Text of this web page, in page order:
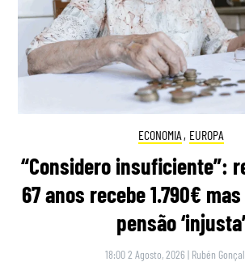
ECONOMIA , EUROPA
“Considero insuficiente”:
67 anos recebe 1.790€
pensão ‘injusta’
18:00 2 Agosto, 2026 | Rubén